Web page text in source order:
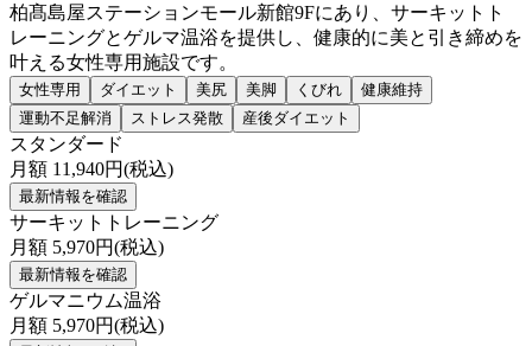
柏髙島屋ステーションモール新館9Fにあり、サーキットト
レーニングとゲルマ温浴を提供し、健康的に美と引き締めを
叶える女性専用施設です。
女性専用 ダイエット 美尻 美脚 くびれ
健康維持
運動不足解消
ストレス発散 産後ダイエット
スタンダード
月額 11,940円(税込)
最新情報を確認
サーキットトレーニング
月額 5,970円(税込)
最新情報を確認
ゲルマニウム温浴
月額 5,970円(税込)